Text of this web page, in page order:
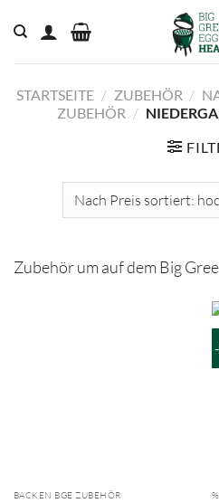
Inhalt
STARTSEITE / ZUBEHÖR /
ZUBEHÖR /
Zubehör um auf dem Big
BACKEN BGE ZUBEHÖR